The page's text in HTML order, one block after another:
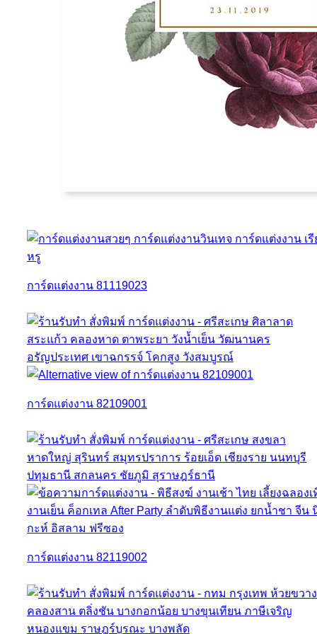
การ์ดแต่งงาน 81119023
การ์ดแต่งงาน 82109001
การ์ดแต่งงาน 82119002